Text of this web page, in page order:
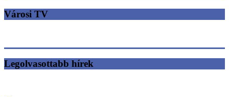
Városi TV
Legolvasottabb hírek